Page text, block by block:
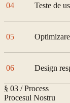
04 Teste de
05
06 Design
§ 03 / Process
Procesul Nostru